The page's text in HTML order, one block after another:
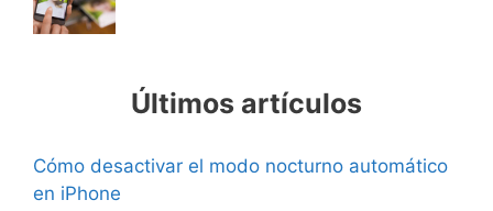
Últimos artículos
Cómo desactivar el modo nocturno automático
en iPhone